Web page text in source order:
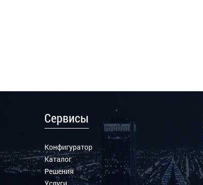
Сервисы
Конфигуратор
Каталог
Решения